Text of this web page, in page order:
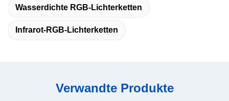
Wasserdichte RGB-Lichterketten
Infrarot-RGB-Lichterketten
Verwandte Produkte